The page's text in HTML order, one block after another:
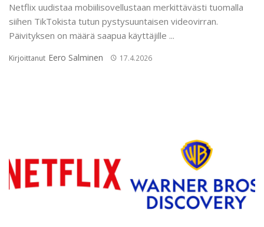
Netflix uudistaa mobiilisovellustaan merkittävästi tuomalla
siihen TikTokista tutun pystysuuntaisen videovirran.
Päivityksen on määrä saapua käyttäjille ...
Kirjoittanut Eero Salminen 17.4.2026